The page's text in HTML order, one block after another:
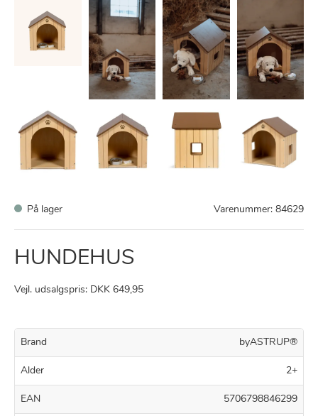
På lager Varenummer: 84629
HUNDEHUS
Vejl. udsalgspris: DKK 649,95
Brand byASTRUP®
Alder 2+
EAN 5706798846299